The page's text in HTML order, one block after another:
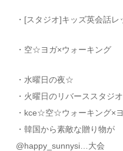
・[スタジオ]キッズ英会話レ
・空☆ヨガ×ウォーキング
・水曜日の夜☆
・火曜日のリバーススタジオ
・kce☆空☆ウォーキング×
・韓国から素敵な贈り物が
@happy_sunnysi…大会